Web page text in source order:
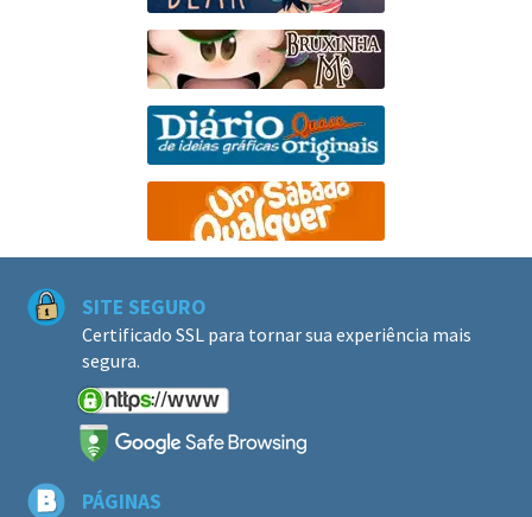
SITE SEGURO
Certificado SSL para tornar sua experiência mais
segura.
PÁGINAS